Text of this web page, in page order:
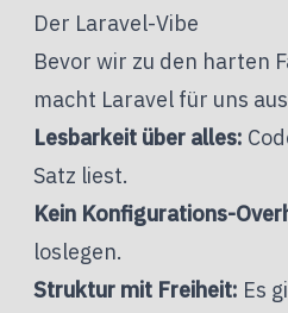
Der Laravel-Vibe
Bevor wir zu den harten
macht Laravel für uns
Lesbarkeit über alles:
Satz liest.
Kein Konfigurations-
loslegen.
Struktur mit Freiheit: Es